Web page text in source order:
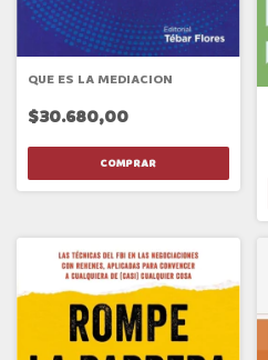
QUE ES LA MEDIACION
$30.680,00